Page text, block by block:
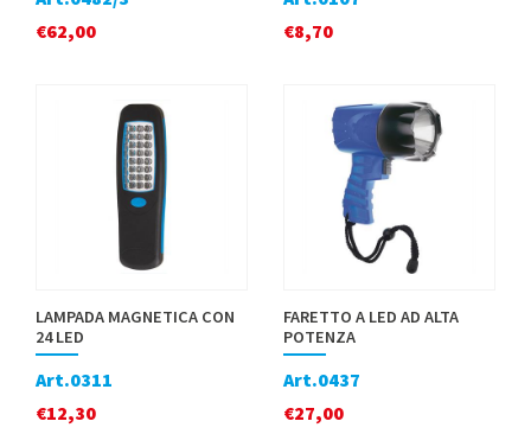
€62,00
€8,70
LAMPADA MAGNETICA CON
24 LED
Art.0311
€12,30
FARETTO A LED AD ALTA
POTENZA
Art.0437
€27,00